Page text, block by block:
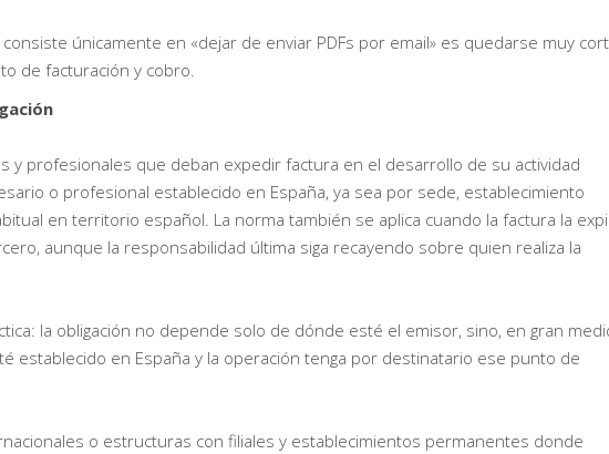
únicamente en «dejar de enviar PDFs por email» es quedarse muy
de facturación y cobro.
y profesionales que deban expedir factura en el desarrollo de su actividad
o profesional establecido en España, ya sea por sede, establecimiento
en territorio español. La norma también se aplica cuando la factura la
aunque la responsabilidad última siga recayendo sobre quien realiza la
la obligación no depende solo de dónde esté el emisor, sino, en gran
establecido en España y la operación tenga por destinatario ese punto de
o estructuras con filiales y establecimientos permanentes donde